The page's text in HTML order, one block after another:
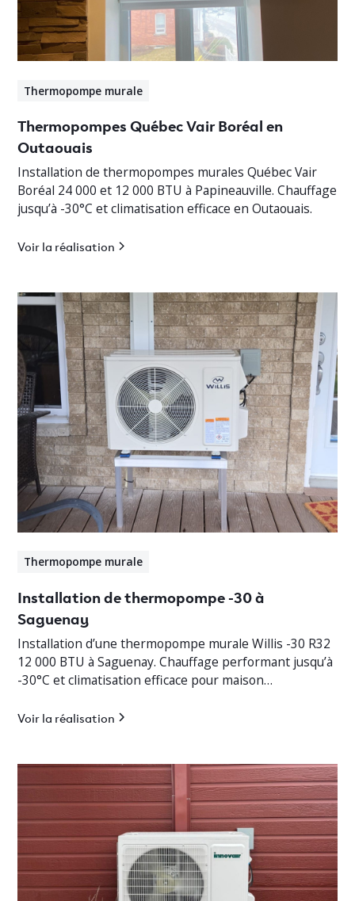
Thermopompe murale
Thermopompes Québec Vair Boréal en
Outaouais
Installation de thermopompes murales Québec Vair
Boréal 24 000 et 12 000 BTU à Papineauville. Chauffage
jusqu’à -30°C et climatisation efficace en Outaouais.
Voir la réalisation
Thermopompe murale
Installation de thermopompe -30 à
Saguenay
Installation d’une thermopompe murale Willis -30 R32
12 000 BTU à Saguenay. Chauffage performant jusqu’à
-30°C et climatisation efficace pour maison
Voir la réalisation